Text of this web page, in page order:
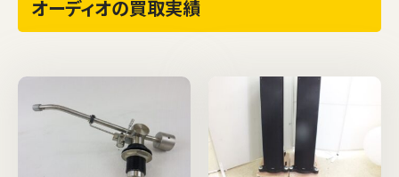
オーディオの買取実績